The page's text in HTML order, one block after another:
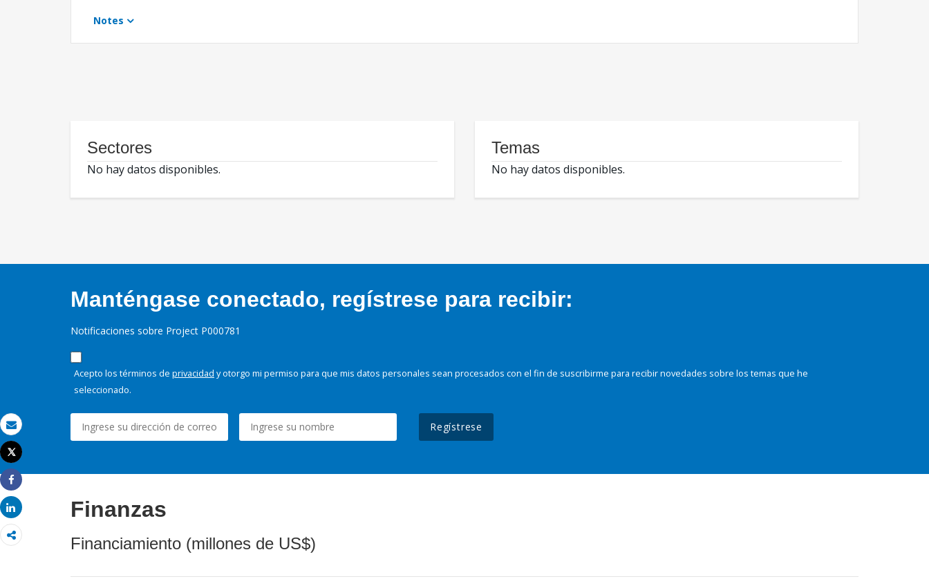
Correo electrónico
Imprimir
Tweet
Share
Share
Notes
Sectores
No hay datos disponibles.
Temas
No hay datos disponibles.
Manténgase conectado, regístrese para recibir:
Notificaciones sobre Project P000781
Acepto los términos de privacidad y otorgo mi permiso para que mis datos personales sean procesados con el fin de suscribirme para recibir novedades sobre los temas que he
seleccionado.
Regístrese
Finanzas
Financiamiento (millones de US$)